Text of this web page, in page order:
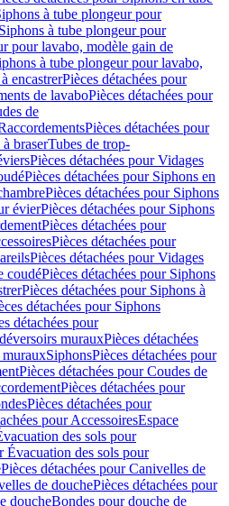
à tube plongeur pour
à tube plongeur pour
pour lavabo, modèle gain de
à tube plongeur pour lavabo,
encastrerPièces détachées pour
de lavaboPièces détachées pour
de
Pièces détachées pour
braserTubes de trop-
Pièces détachées pour Vidages
Pièces détachées pour Siphons en
Pièces détachées pour Siphons
évierPièces détachées pour Siphons
Pièces détachées pour
Pièces détachées pour
Pièces détachées pour Vidages
coudéPièces détachées pour Siphons
Pièces détachées pour Siphons à
détachées pour Siphons
détachées pour
murauxPièces détachées
murauxSiphonsPièces détachées pour
Pièces détachées pour Coudes de
Pièces détachées pour
Pièces détachées pour
pour AccessoiresEspace
des sols pour
Évacuation des sols pour
Pièces détachées pour Canivelles de
de douchePièces détachées pour
doucheBondes pour douche de